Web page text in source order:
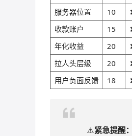
服务器位置
10
收款账户
15
年化收益
20
拉人头层级
20
用户负面反馈
18
⚠️紧急提醒：